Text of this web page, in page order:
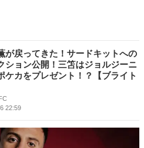
が戻ってきた！サードキットへの
ション公開！三笘はジョルジーニ
ケカをプレゼント！？【ブライト
22:59